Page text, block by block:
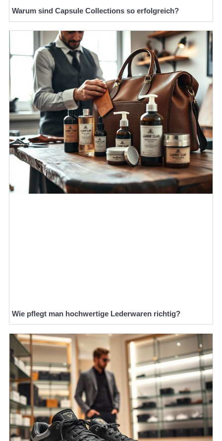
Warum sind Capsule Collections so erfolgreich?
Wie pflegt man hochwertige Lederwaren richtig?